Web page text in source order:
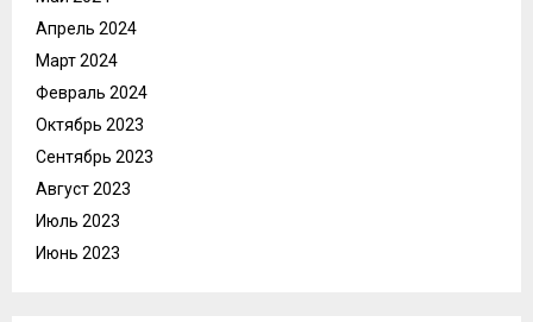
Апрель 2024
Март 2024
Февраль 2024
Октябрь 2023
Сентябрь 2023
Август 2023
Июль 2023
Июнь 2023